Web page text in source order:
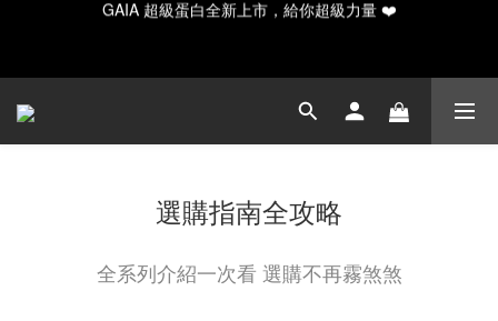
✨ 新手入門必備！水解20入輕量/30入月享組合
Happy Father's Day！指定商品輸入【LUVDAD】現享88折！點我
GAIA 超級蛋白全新上市，給你超級力量 ❤️
選購指南全攻略
全系列介紹一次看 選購不再霧煞煞